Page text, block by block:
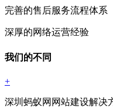
完善的售后服务流程体系
深厚的网络运营经验
我们的不同
+
深圳蚂蚁网网站建设解决